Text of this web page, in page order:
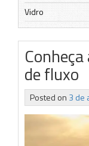
Vidro
de fluxo
Posted on 3 de